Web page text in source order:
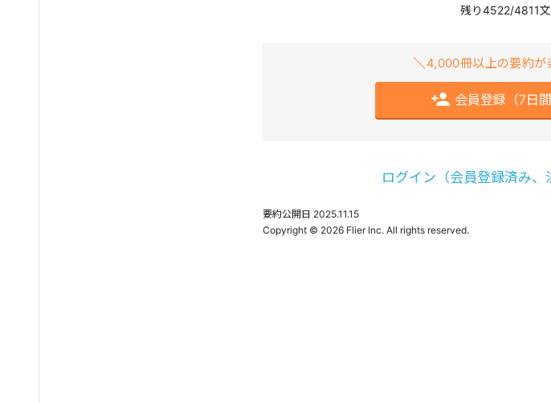
残り4522/4811
4,000冊以上の要約が
会員登録（7日間
ログイン（会員登録済み、
要約公開日 2025.11.15
Copyright © 2026 Flier Inc. All rights reserved.